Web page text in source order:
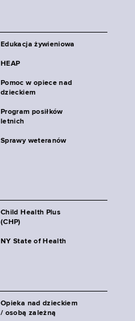
Edukacja żywieniowa
HEAP
Pomoc w opiece nad
dzieckiem
Program posiłków
letnich
Sprawy weteranów
Child Health Plus
(CHP)
NY State of Health
Opieka nad dzieckiem
/ osobą zależną